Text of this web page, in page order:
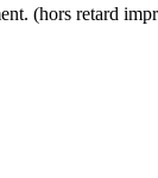
(hors retard